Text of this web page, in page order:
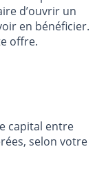
risque pour
le compte
d’ouvrir un
offre.
entre